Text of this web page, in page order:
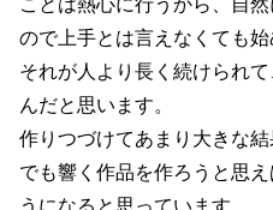
ので上手とは言えなくても始
それが人より長く続けられ
んだと思います。
作りつづけてあまり大きな
でも響く作品を作ろうと思